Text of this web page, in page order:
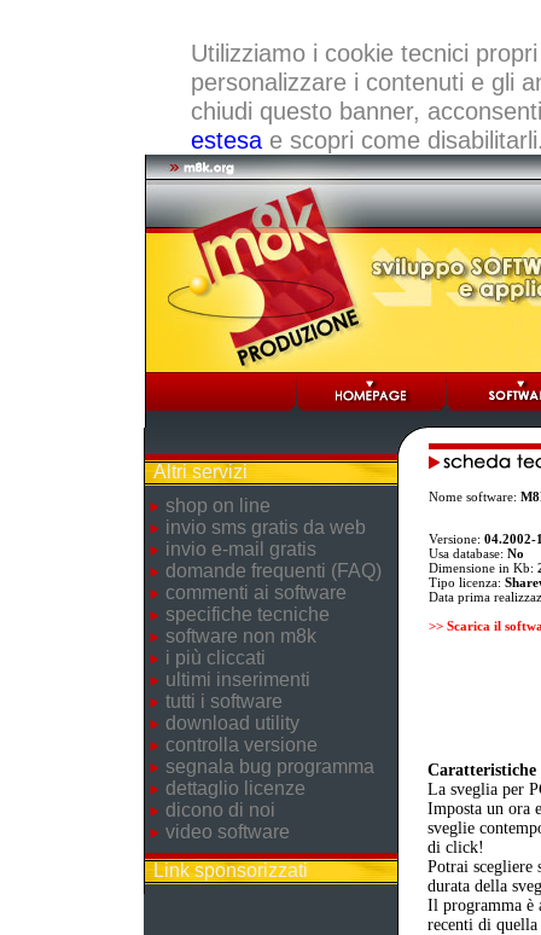
Utilizziamo i cookie tecnici
personalizzare i contenuti e gli
chiudi questo banner,
estesae scopri come
Altri servizi
shop on line
invio sms gratis da web
invio e-mail gratis
domande frequenti (FAQ)
commenti ai software
specifiche tecniche
software non m8k
i più cliccati
ultimi inserimenti
tutti i software
download utility
controlla versione
segnala bug programma
dettaglio licenze
dicono di noi
video software
Link sponsorizzati
Nome software:
Versione: 04.2002-
Usa database: No
Dimensione in Kb:
Tipo licenza:
Data prima
>> Scarica il
La sveglia per
Imposta un ora
sveglie
di click!
Potrai scegliere
durata della
Il programma è
recenti di